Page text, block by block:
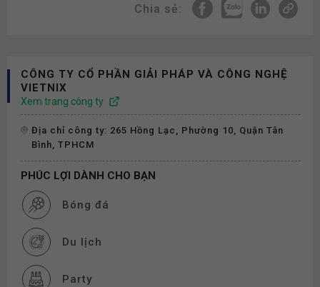
Chia sẻ:
CÔNG TY CỔ PHẦN GIẢI PHÁP VÀ CÔNG NGHỆ
VIETNIX
Xem trang công ty
Địa chỉ công ty: 265 Hồng Lạc, Phường 10, Quận Tân
Bình, TPHCM
PHÚC LỢI DÀNH CHO BẠN
Bóng đá
Du lịch
Party